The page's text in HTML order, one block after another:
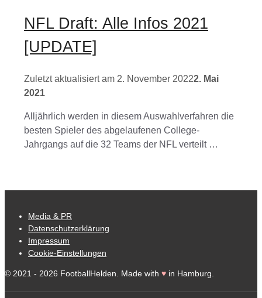
NFL Draft: Alle Infos 2021
[UPDATE]
2. November 20222. Mai
2021
Alljährlich werden in diesem Auswahlverfahren die
besten Spieler des abgelaufenen College-
Jahrgangs auf die 32 Teams der NFL verteilt …
Media & PR
Datenschutzerklärung
Impressum
Cookie-Einstellungen
© 2021 - 2026 FootballHelden. Made with ♥ in Hamburg.